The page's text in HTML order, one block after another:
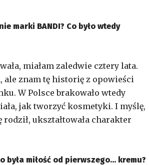
marki BANDI? Co było wtedy
miałam zaledwie cztery lata.
ale znam tę historię z opowieści
W Polsce brakowało wtedy
jak tworzyć kosmetyki. I myślę,
ukształtowała charakter
była miłość od pierwszego… kremu?